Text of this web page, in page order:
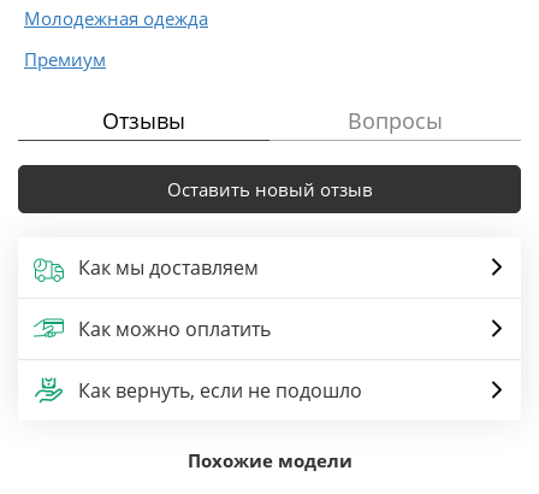
Молодежная одежда
Премиум
Отзывы Вопросы
Оставить новый отзыв
Как мы доставляем
Как можно оплатить
Как вернуть, если не подошло
Похожие модели